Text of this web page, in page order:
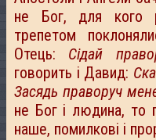
не Бог, для кого
трепетом
Отець: Сідай
говорить і Давид:
Засядь праворуч
не Бог і людина, то
наше, помилкові і